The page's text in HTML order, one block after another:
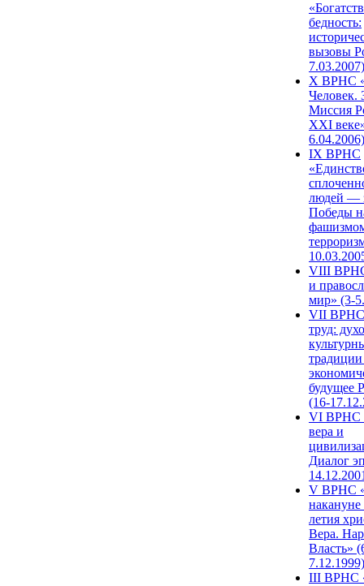
бедность:
вызовы
7.03.2007)
X ВРНС
Человек.
Миссия
XXI
6.04.2006)
IX ВРНС
людей —
Победы
VIII
и
мир» (3-
VII ВРНС
труд:
будущее
(16-
VI ВРНС
вера и
Диалог
V ВРНС
накануне
летия
Вера.
Власть»
7.12.1999)
III ВРНС